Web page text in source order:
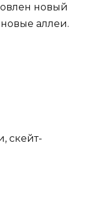
новый
аллеи.
скейт-